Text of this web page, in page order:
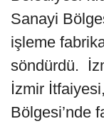
Sanayi
işleme
söndürdü.
İzmir
Bölgesi’nde